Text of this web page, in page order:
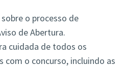
o processo de
de Abertura.
cuidada de todos os
com o concurso, incluindo as